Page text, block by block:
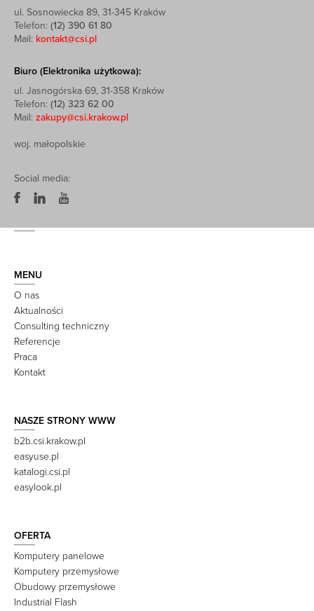
ul. Sosnowiecka 89, 31-345 Kraków
Telefon: (12) 390 61 80
Mail: kontakt@csi.pl
Biuro (Elektronika użytkowa):
ul. Jasnogórska 69, 31-358 Kraków
Telefon: (12) 323 62 00
Mail: zakupy@csi.krakow.pl
woj. małopolskie
Social media:
MENU
O nas
Aktualności
Consulting techniczny
Referencje
Praca
Kontakt
NASZE STRONY WWW
b2b.csi.krakow.pl
easyuse.pl
katalogi.csi.pl
easylook.pl
OFERTA
Komputery panelowe
Komputery przemysłowe
Obudowy przemysłowe
Industrial Flash